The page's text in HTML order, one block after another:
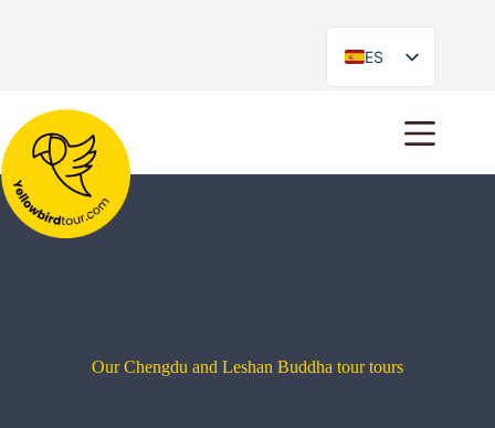
ES
EN
Our Chengdu and Leshan Buddha tour tours